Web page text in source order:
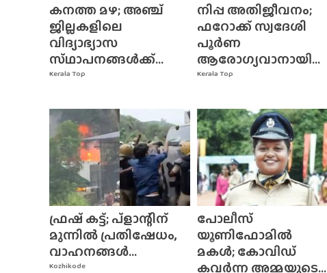
Kerala Top
കനത്ത മഴ; അഞ്ച്
ജില്ലകളിലെ
വിദ്യാഭ്യാസ
സ്‌ഥാപനങ്ങൾക്ക്‌...
Kerala Top
നിപ്പ അതിജീവനം;
ഫറോക്ക് സ്വദേശി
പൂർണ
ആരോഗ്യവാനായി...
Kozhikode
ഫ്രഷ് കട്ട്; പ്ളാന്റിന്
മുന്നിൽ പ്രതിഷേധം,
വാഹനങ്ങൾ...
പോലീസ്
യൂണിഫോമിൽ
മകൾ; കോവിഡ്
കവർന്ന അമ്മയുടെ...